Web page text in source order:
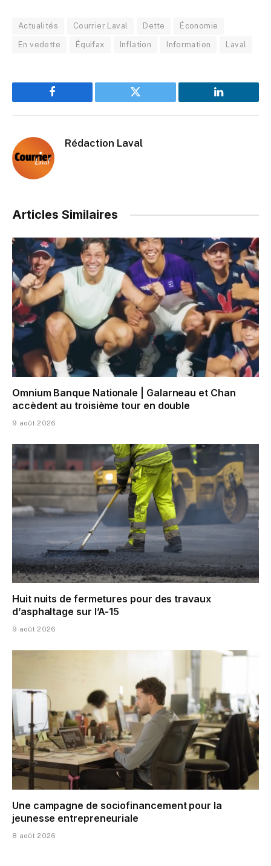
Actualités Courrier Laval Dette Économie
En vedette Équifax Inflation Information Laval
Facebook Twitter LinkedIn
Rédaction Laval
Articles Similaires
Omnium Banque Nationale | Galarneau et Chan
accèdent au troisième tour en double
9 août 2026
Huit nuits de fermetures pour des travaux
d’asphaltage sur l’A-15
9 août 2026
Une campagne de sociofinancement pour la
jeunesse entrepreneuriale
8 août 2026